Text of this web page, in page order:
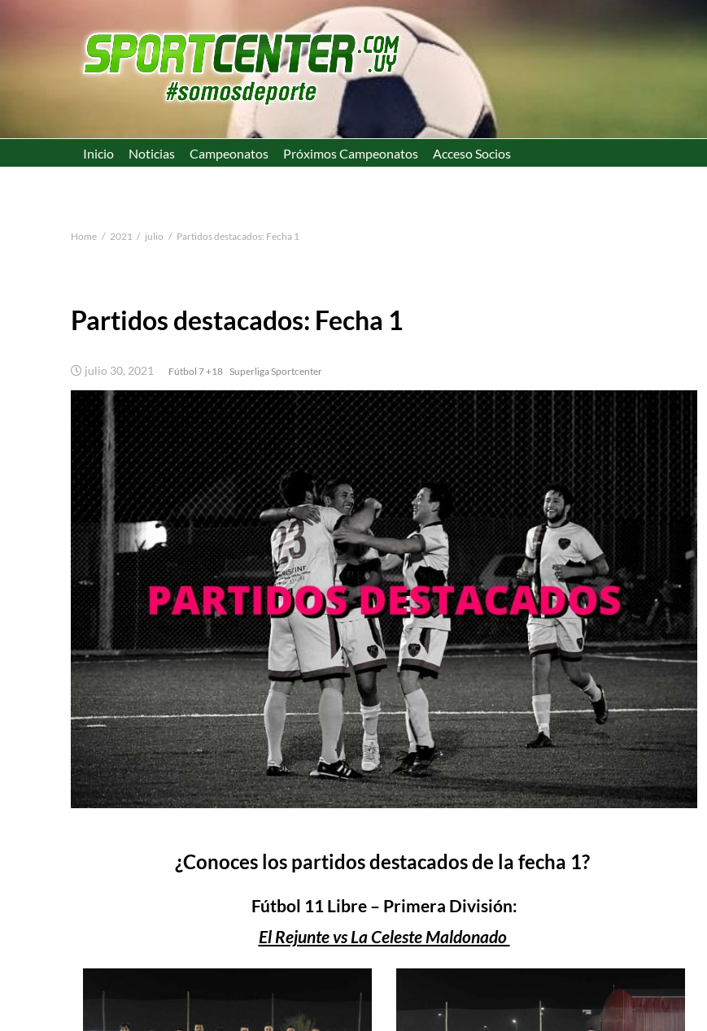
Inicio Noticias Campeonatos Próximos Campeonatos Acceso Socios
Home 2021 julio Partidos destacados: Fecha 1
Partidos destacados: Fecha 1
julio 30, 2021 Fútbol 7 +18 Superliga Sportcenter
¿Conoces los partidos destacados de la fecha 1?
Fútbol 11 Libre – Primera División:
El Rejunte vs La Celeste Maldonado